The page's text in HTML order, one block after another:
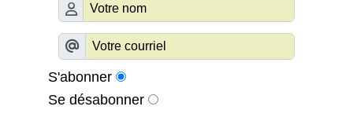
S'abonner
Se désabonner